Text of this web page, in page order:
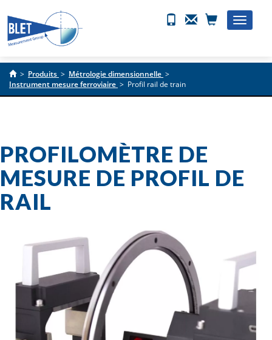
Toggle
> Produits > Métrologie dimensionnelle >
Instrument mesure ferroviaire > Profil rail de train
PROFILOMÈTRE DE
MESURE DE PROFIL DE
RAIL